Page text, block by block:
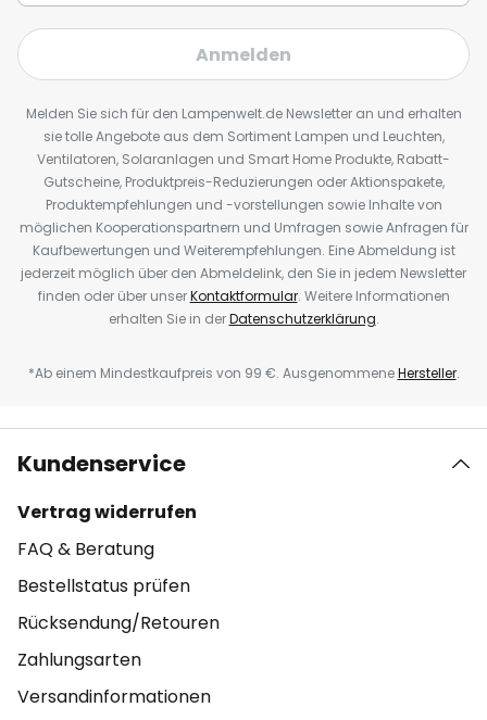
Anmelden
Melden Sie sich für den Lampenwelt.de Newsletter an und erhalten
sie tolle Angebote aus dem Sortiment Lampen und Leuchten,
Ventilatoren, Solaranlagen und Smart Home Produkte, Rabatt-
Gutscheine, Produktpreis-Reduzierungen oder Aktionspakete,
Produktempfehlungen und -vorstellungen sowie Inhalte von
möglichen Kooperationspartnern und Umfragen sowie Anfragen für
Kaufbewertungen und Weiterempfehlungen. Eine Abmeldung ist
jederzeit möglich über den Abmeldelink, den Sie in jedem Newsletter
finden oder über unserKontaktformular. Weitere Informationen
erhalten Sie in derDatenschutzerklärung.
*Ab einem Mindestkaufpreis von 99 €. AusgenommeneHersteller.
Kundenservice
Vertrag widerrufen
FAQ & Beratung
Bestellstatus prüfen
Rücksendung/Retouren
Zahlungsarten
Versandinformationen